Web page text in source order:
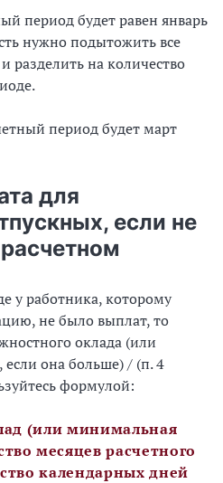
период будет равен январь
нужно подытожить все
разделить на количество
период будет март
для
если не
у работника, которому
не было выплат, то
оклада (или
она больше) / (п. 4
формулой:
(или минимальная
месяцев расчетного
календарных дней